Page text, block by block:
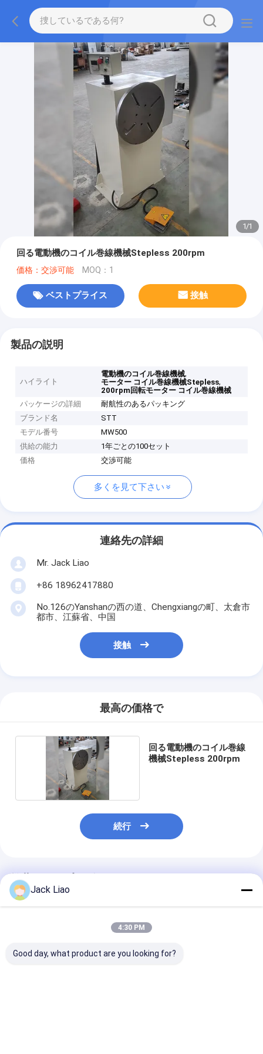
1/1
回る電動機のコイル巻線機械Stepless 200rpm
価格：交渉可能 MOQ：1
ベストプライス 接触
製品の説明
ハイライト
電動機のコイル巻線機械,
モーター コイル巻線機械Stepless,
200rpm回転モーター コイル巻線機械
パッケージの詳細
耐航性のあるパッキング
ブランド名
STT
モデル番号
MW500
供給の能力
1年ごとの100セット
価格
交渉可能
多くを見て下さい
連絡先の詳細
Mr. Jack Liao
+86 18962417880
No.126のYanshanの西の道、Chengxiangの町、太倉市
都市、江蘇省、中国
接触
最高の価格で
回る電動機のコイル巻線
機械Stepless 200rpm
続行
推薦されたプロダクト
Jack Liao
4:30 PM
Good day, what product are you looking for?